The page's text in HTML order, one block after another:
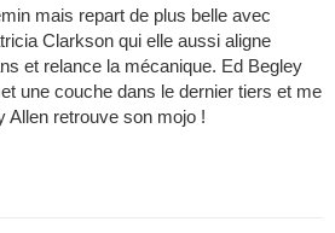
mais repart de plus belle avec
Clarkson qui elle aussi aligne
et relance la mécanique. Ed Begley
une couche dans le dernier tiers et me
Allen retrouve son mojo !